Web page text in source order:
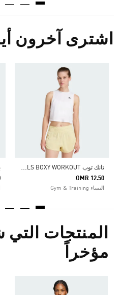
اشترى آخرون
ت
انك توب TRAIN ESSENTIALS BOXY WORKOUT
OMR 12.50
النساء Gym & Training
المنتجات
مؤخراً